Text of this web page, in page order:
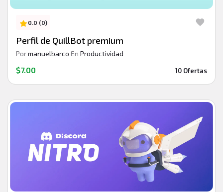
0.0 (0)
Perfil de QuillBot premium
Pormanuelbarco En Productividad
$7.00 10 Ofertas